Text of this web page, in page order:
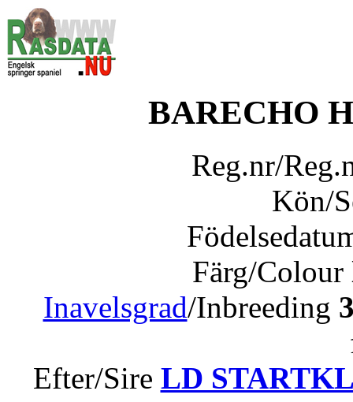
BARECHO
Reg.nr/
Kön/
Färg/Colour
Inavelsgrad/Inbreeding
Efter/Sire LD